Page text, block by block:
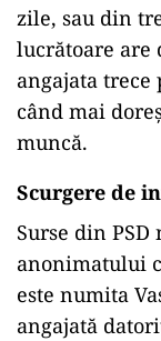
zile, sau din
lucrătoare are
angajata
când mai
muncă.
Scurgere de
Surse din
anonimatului
este numita
angajată